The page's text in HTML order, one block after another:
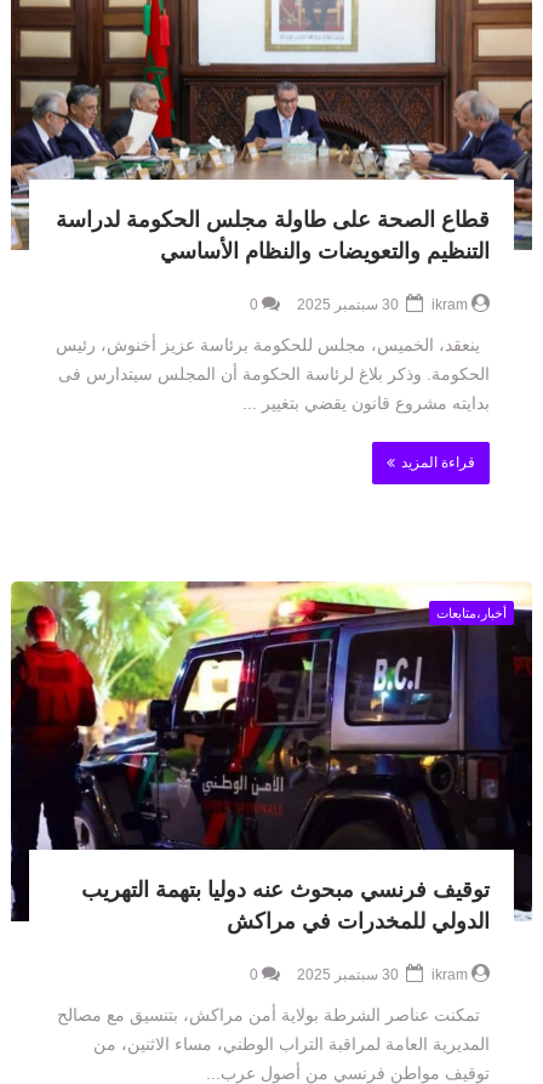
قطاع الصحة على طاولة مجلس الحكومة لدراسة
التنظيم والتعويضات والنظام الأساسي
ikram
0
ينعقد، الخميس، مجلس للحكومة برئاسة عزيز أخنوش، رئيس
الحكومة. وذكر بلاغ لرئاسة الحكومة أن المجلس سيتدارس فى
بدايته مشروع قانون يقضي بتغيير ...
قراءة المزيد
أخبار،متابعات
توقيف فرنسي مبحوث عنه دوليا بتهمة التهريب
الدولي للمخدرات في مراكش
ikram
0
تمكنت عناصر الشرطة بولاية أمن مراكش، بتنسيق مع مصالح
المديرية العامة لمراقبة التراب الوطني، مساء الاثنين، من
توقيف مواطن فرنسي من أصول عرب...